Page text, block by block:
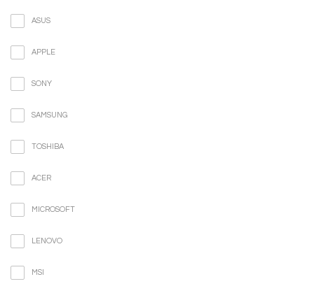
ASUS
APPLE
SONY
SAMSUNG
TOSHIBA
ACER
MICROSOFT
LENOVO
MSI